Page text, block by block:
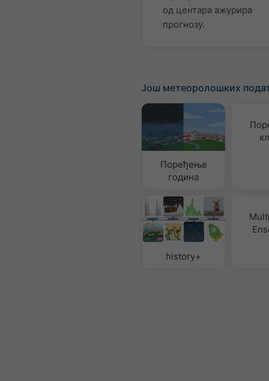
од центара ажурира
прогнозу.
Још метеоролошких
Поређење
година
history+